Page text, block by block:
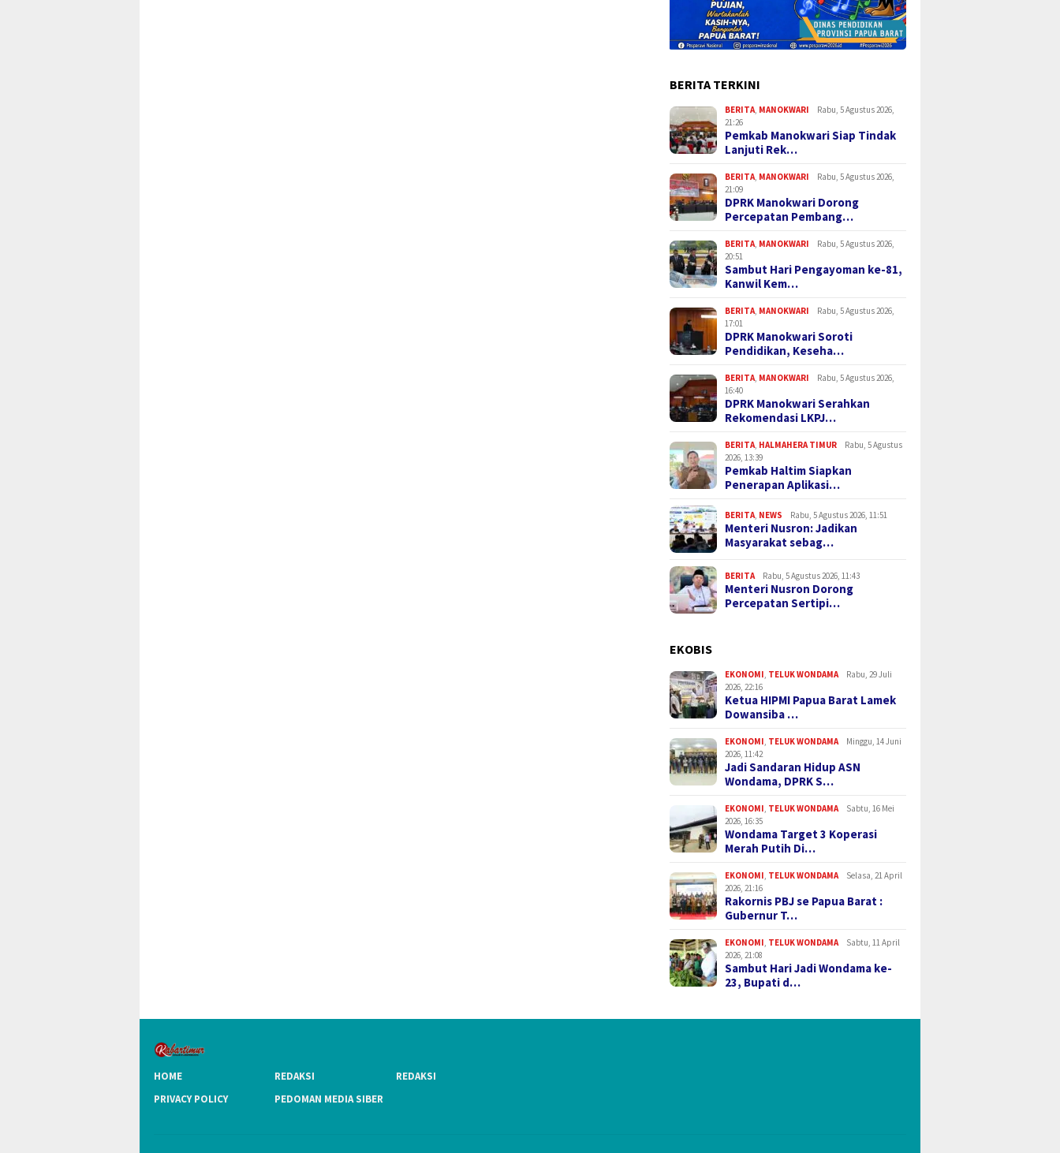
BERITA TERKINI
BERITA MANOKWARI
Rabu, 5 Agustus 2026,
21:26
Pemkab Manokwari Siap Tindak
Lanjuti Rek…
BERITA MANOKWARI
Rabu, 5 Agustus 2026,
21:09
DPRK Manokwari Dorong
Percepatan Pembang…
BERITA MANOKWARI
Rabu, 5 Agustus 2026,
20:51
Sambut Hari Pengayoman ke-81,
Kanwil Kem…
BERITA MANOKWARI
Rabu, 5 Agustus 2026,
17:01
DPRK Manokwari Soroti
Pendidikan, Keseha…
BERITA MANOKWARI
Rabu, 5 Agustus 2026,
16:40
DPRK Manokwari Serahkan
Rekomendasi LKPJ…
BERITA HALMAHERA TIMUR
Rabu, 5 Agustus
2026, 13:39
Pemkab Haltim Siapkan
Penerapan Aplikasi…
BERITA NEWS Rabu, 5 Agustus 2026, 11:51
Menteri Nusron: Jadikan
Masyarakat sebag…
BERITA Rabu, 5 Agustus 2026, 11:43
Menteri Nusron Dorong
Percepatan Sertipi…
EKOBIS
EKONOMI TELUK WONDAMA
Rabu, 29 Juli
2026, 22:16
Ketua HIPMI Papua Barat Lamek
Dowansiba …
EKONOMI TELUK WONDAMA
Minggu, 14 Juni
2026, 11:42
Jadi Sandaran Hidup ASN
Wondama, DPRK S…
EKONOMI TELUK WONDAMA
Sabtu, 16 Mei
2026, 16:35
Wondama Target 3 Koperasi
Merah Putih Di…
EKONOMI TELUK WONDAMA
Selasa, 21 April
2026, 21:16
Rakornis PBJ se Papua Barat :
Gubernur T…
EKONOMI TELUK WONDAMA
Sabtu, 11 April
2026, 21:08
Sambut Hari Jadi Wondama ke-
23, Bupati d…
HOME REDAKSI
REDAKSI
PRIVACY POLICY
PEDOMAN MEDIA SIBER